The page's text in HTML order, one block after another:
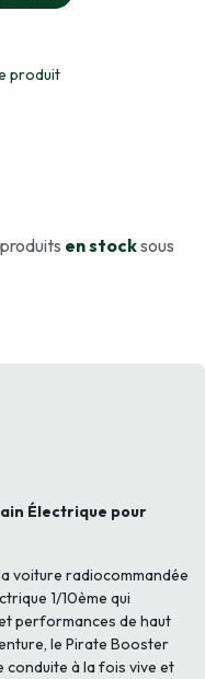
produit
en stocksous
Électrique pour
voiture radiocommandée
1/10ème qui
performances de haut
le Pirate Booster
à la fois vive et